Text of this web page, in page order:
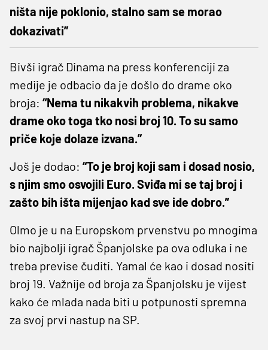
ništa nije poklonio, stalno sam se morao
dokazivati”
Bivši igrač Dinama na press konferenciji za
medije je odbacio da je došlo do drame oko
broja: “Nema tu nikakvih problema, nikakve
drame oko toga tko nosi broj 10. To su samo
priče koje dolaze izvana.”
Još je dodao: “To je broj koji sam i dosad nosio,
s njim smo osvojili Euro. Sviđa mi se taj broj i
zašto bih išta mijenjao kad sve ide dobro.”
Olmo je u na Europskom prvenstvu po mnogima
bio najbolji igrač Španjolske pa ova odluka i ne
treba previse čuditi. Yamal će kao i dosad nositi
broj 19. Važnije od broja za Španjolsku je vijest
kako će mlada nada biti u potpunosti spremna
za svoj prvi nastup na SP.